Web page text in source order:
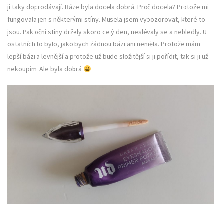
ji taky doprodávají. Báze byla docela dobrá. Proč docela? Protože mi
fungovala jen s některými stíny. Musela jsem vypozorovat, které to
jsou. Pak oční stíny držely skoro celý den, neslévaly se a nebledly. U
ostatních to bylo, jako bych žádnou bázi ani neměla. Protože mám
lepší bázi a levnější a protože už bude složitější si ji pořídit, tak si ji už
nekoupím. Ale byla dobrá